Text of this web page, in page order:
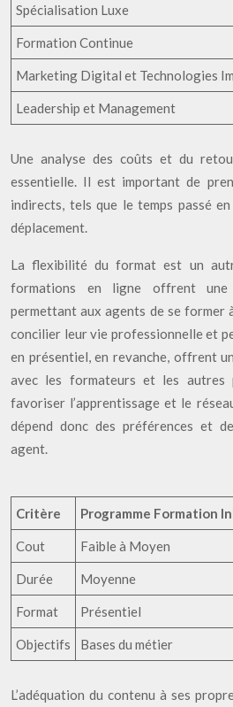
Spécialisation Luxe
Formation Continue
Marketing Digital et Technologies
Leadership et Management
Une analyse des coûts et du
essentielle. Il est important de
indirects, tels que le temps passé
déplacement.
La flexibilité du format est un
formations en ligne offrent une
permettant aux agents de se former
concilier leur vie professionnelle et
en présentiel, en revanche, offrent
avec les formateurs et les autres
favoriser l’apprentissage et le
dépend donc des préférences et
agent.
Critère Programme Formation
Cout Faible à Moyen
Durée Moyenne
Format Présentiel
Objectifs Bases du métier
L’adéquation du contenu à ses